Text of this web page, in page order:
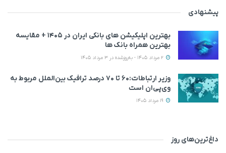
پیشنهادی
بهترین اپلیکیشن‌ های بانکی ایران در ۱۴۰۵ + مقایسه
بهترین همراه بانک‌ ها
وزیر ارتباطات:۶۰ تا ۷۰ درصد ترافیک بین‌الملل مربوط به
وی‌پی‌ان است
داغ‌ترین‌های روز